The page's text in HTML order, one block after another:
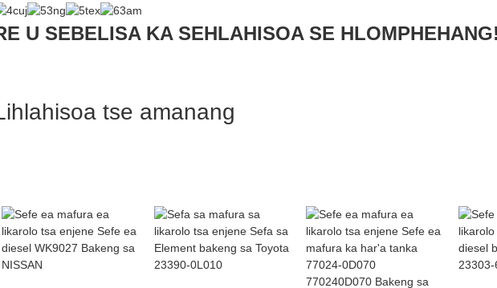
U SEBELISA KA SEHLAHISOA SE HLOMPHEHANG!
tse amanang